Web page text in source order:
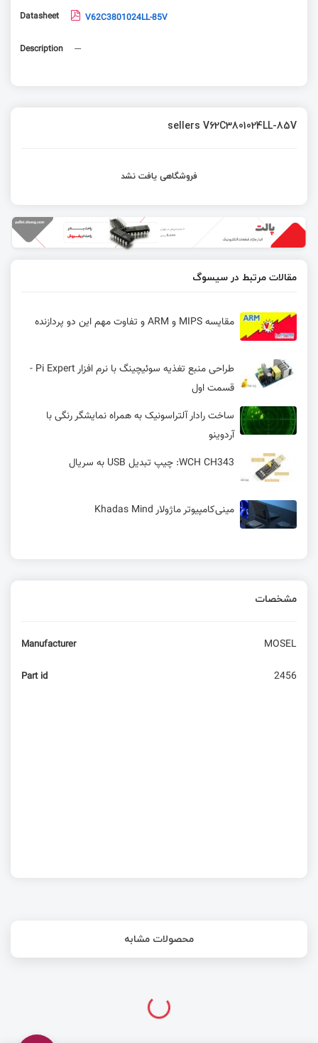
Datasheet V62C3801024LL-85V
Description ---
sellers V62C3801024LL-85V
فروشگاهی یافت نشد
مقالات مرتبط در سیسوگ
مقایسه MIPS و ARM و تفاوت مهم این دو پردازنده
طراحی منبع تغذیه سوئیچینگ با نرم افزار Pi Expert -
قسمت اول
ساخت رادار آلتراسونیک به همراه نمایشگر رنگی با
آردوینو
WCH CH343: چیپ تبدیل USB به سریال
مینی‌کامپیوتر ماژولار Khadas Mind
بررسی STM32CubeMX Keil | قسمت سوم آموزش
مشخصات
Manufacturer MOSEL
Part id 2456
محصولات مشابه